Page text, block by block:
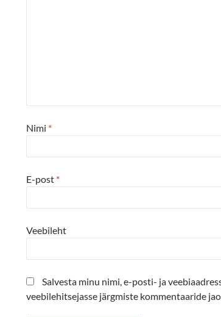
Nimi *
E-post *
Veebileht
Salvesta minu nimi, e-posti- ja
veebilehitsejasse järgmiste kommentaaride